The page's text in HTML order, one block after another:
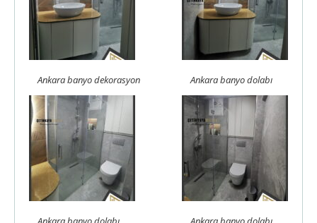
Ankara banyo dekorasyon Ankara banyo dolabı